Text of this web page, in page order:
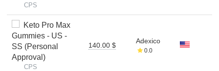
CPS
Keto Pro Max
Gummies - US -
SS (Personal
Approval)
CPS
140.00 $
Adexico
0.0